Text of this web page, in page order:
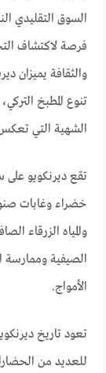
السوق التقليدي
فرصة لاكتشاف
والثقافة يميزان
تنوع المطبخ
الشهية التي تعكس
تقع ديرنكويو على
خضراء وغابات
والمياه الزرقاء
الصيفية وممارسة
الأمواج.
تعود تاريخ
للعديد من